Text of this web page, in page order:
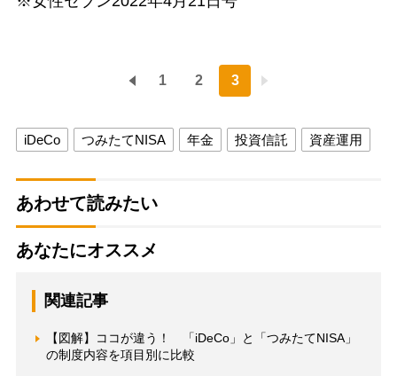
1 2 3
iDeCo つみたてNISA 年金 投資信託 資産運用
あわせて読みたい
あなたにオススメ
関連記事
【図解】ココが違う！ 「iDeCo」と「つみたてNISA」
の制度内容を項目別に比較